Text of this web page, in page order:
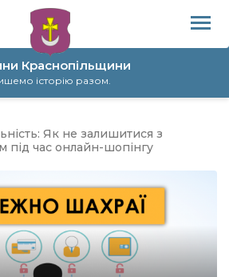
Краснопільщини
історію разом.
Як не залишитися з
під час онлайн-шопінгу